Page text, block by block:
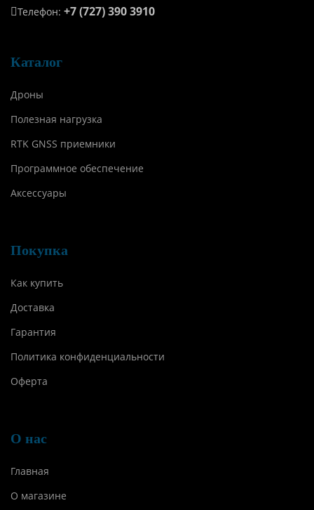
Телефон: +7 (727) 390 3910
Каталог
Дроны
Полезная нагрузка
RTK GNSS приемники
Программное обеспечение
Аксессуары
Покупка
Как купить
Доставка
Гарантия
Политика конфиденциальности
Оферта
О нас
Главная
О магазине